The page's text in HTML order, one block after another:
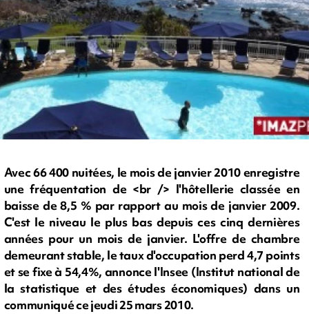
Avec 66 400 nuitées, le mois de janvier 2010 enregistre
une fréquentation de <br /> l'hôtellerie classée en
baisse de 8,5 % par rapport au mois de janvier 2009.
C'est le niveau le plus bas depuis ces cinq dernières
années pour un mois de janvier. L'offre de chambre
demeurant stable, le taux d'occupation perd 4,7 points
et se fixe à 54,4%, annonce l'Insee (Institut national de
la statistique et des études économiques) dans un
communiqué ce jeudi 25 mars 2010.